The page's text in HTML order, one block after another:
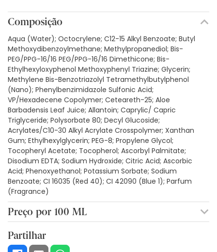
Composição
Aqua (Water); Octocrylene; C12-15 Alkyl Benzoate; Butyl
Methoxydibenzoylmethane; Methylpropanediol; Bis-
PEG/PPG-16/16 PEG/PPG-16/16 Dimethicone; Bis-
Ethylhexyloxyphenol Methoxyphenyl Triazine; Glycerin;
Methylene Bis-Benzotriazolyl Tetramethylbutylphenol
(Nano); Phenylbenzimidazole Sulfonic Acid;
VP/Hexadecene Copolymer; Ceteareth-25; Aloe
Barbadensis Leaf Juice; Allantoin; Caprylic/ Capric
Triglyceride; Polysorbate 80; Decyl Glucoside;
Acrylates/C10-30 Alkyl Acrylate Crosspolymer; Xanthan
Gum; Ethylhexylglycerin; PEG-8; Propylene Glycol;
Tocopheryl Acetate; Tocopherol; Ascorbyl Palmitate;
Disodium EDTA; Sodium Hydroxide; Citric Acid; Ascorbic
Acid; Phenoxyethanol; Potassium Sorbate; Sodium
Benzoate; CI 16035 (Red 40); CI 42090 (Blue 1); Parfum
(Fragrance)
Preço por 100 ML
Partilhar